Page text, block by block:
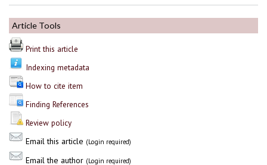
Article Tools
Print this article
Indexing metadata
How to cite item
Finding References
Review policy
Email this article (Login required)
Email the author (Login required)